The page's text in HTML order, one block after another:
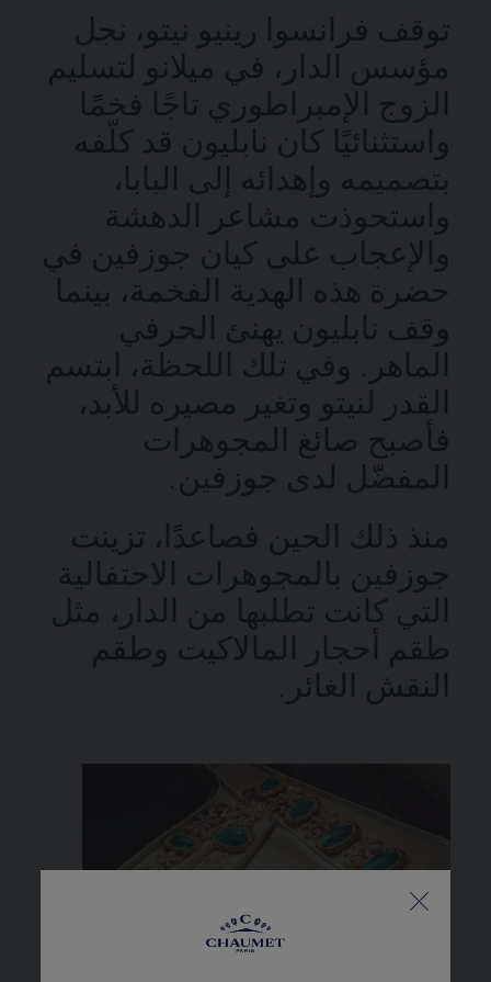
توقف فرانسوا رينيو نيتو، نجل
مؤسس الدار، في ميلانو لتسليم
الزوج الإمبراطوري تاجًا فخمًا
واستثنائيًا كان نابليون قد كلّفه
بتصميمه وإهدائه إلى البابا،
واستحوذت مشاعر الدهشة
والإعجاب على كيان جوزفين في
حضرة هذه الهدية الفخمة، بينما
وقف نابليون يهنئ الحرفي
الماهر. وفي تلك اللحظة، ابتسم
القدر لنيتو وتغير مصيره للأبد،
فأصبح صائغ المجوهرات
المفضّل لدى جوزفين.
منذ ذلك الحين فصاعدًا، تزينت
جوزفين بالمجوهرات الاحتفالية
التي كانت تطلبها من الدار، مثل
طقم أحجار المالاكيت وطقم
النقش الغائر.